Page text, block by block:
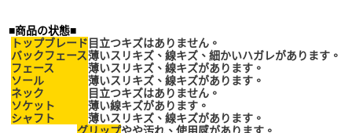
■商品の状態■
トップブレード目立つキズはありません。
バックフェース薄いスリキズ、線キズ、細かいハガレがあります。
フェース
薄いスリキズ、線キズがあります。
ソール
薄いスリキズ、線キズがあります。
ネック
目立つキズはありません。
ソケット
薄い線キズがあります。
シャフト
薄いスリキズ、線キズがあります。
グリップやや汚れ、使用感があります。